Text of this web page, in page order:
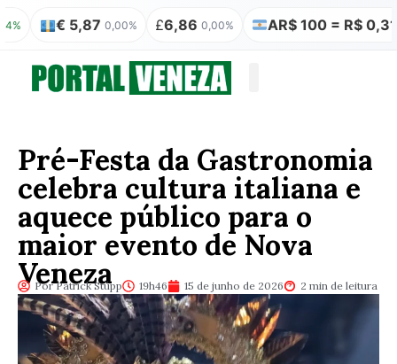
€ 5,87 0,00% £6,86 0,00% AR$ 100 = R$ 0,31 0,00%
Pré-Festa da Gastronomia
celebra cultura italiana e
aquece público para o
maior evento de Nova
Veneza
Por Patrick Stüpp 19h46 15 de junho de 2026 2 min de leitura